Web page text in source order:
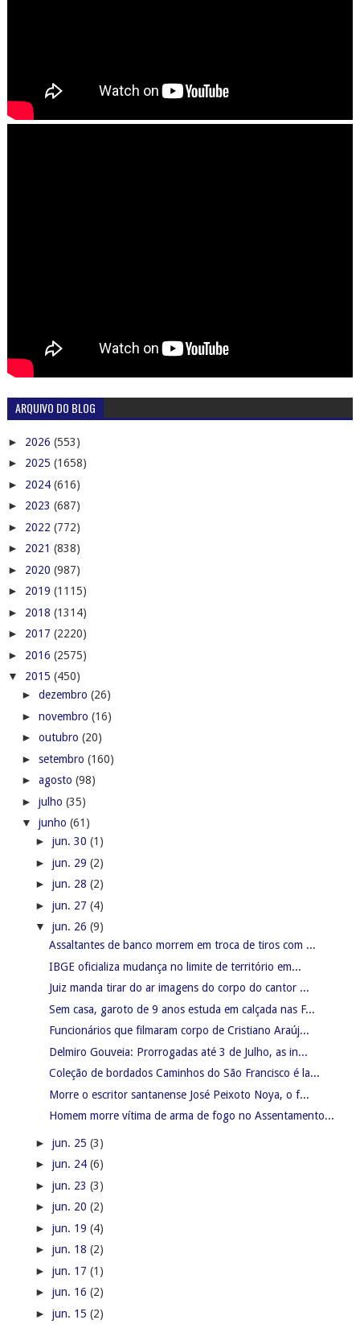
ARQUIVO DO BLOG
► 2026 (553)
► 2025 (1658)
► 2024 (616)
► 2023 (687)
► 2022 (772)
► 2021 (838)
► 2020 (987)
► 2019 (1115)
► 2018 (1314)
► 2017 (2220)
► 2016 (2575)
▼ 2015 (450)
► dezembro (26)
► novembro (16)
► outubro (20)
► setembro (160)
► agosto (98)
► julho (35)
▼ junho (61)
► jun. 30 (1)
► jun. 29 (2)
► jun. 28 (2)
► jun. 27 (4)
▼ jun. 26 (9)
Assaltantes de banco morrem em troca de tiros com ...
IBGE oficializa mudança no limite de território em...
Juiz manda tirar do ar imagens do corpo do cantor ...
Sem casa, garoto de 9 anos estuda em calçada nas F...
Funcionários que filmaram corpo de Cristiano Araúj...
Delmiro Gouveia: Prorrogadas até 3 de Julho, as in...
Coleção de bordados Caminhos do São Francisco é la...
Morre o escritor santanense José Peixoto Noya, o f...
Homem morre vítima de arma de fogo no Assentamento...
► jun. 25 (3)
► jun. 24 (6)
► jun. 23 (3)
► jun. 20 (2)
► jun. 19 (4)
► jun. 18 (2)
► jun. 17 (1)
► jun. 16 (2)
► jun. 15 (2)